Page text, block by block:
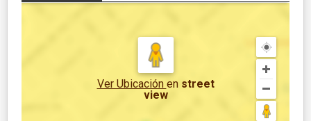
Ver Ubicación en street
view